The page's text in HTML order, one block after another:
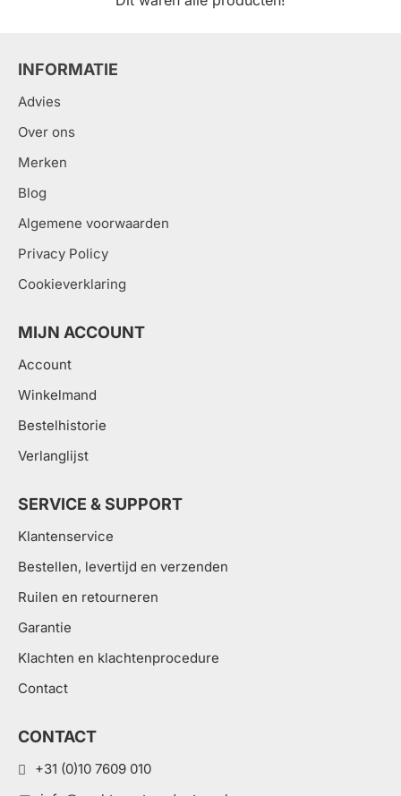
INFORMATIE
Advies
Over ons
Merken
Blog
Algemene voorwaarden
Privacy Policy
Cookieverklaring
MIJN ACCOUNT
Account
Winkelmand
Bestelhistorie
Verlanglijst
SERVICE & SUPPORT
Klantenservice
Bestellen, levertijd en verzenden
Ruilen en retourneren
Garantie
Klachten en klachtenprocedure
Contact
CONTACT
+31 (0)10 7609 010